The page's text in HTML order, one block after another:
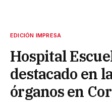
EDICIÓN IMPRESA
Hospital
destacado en
órganos en